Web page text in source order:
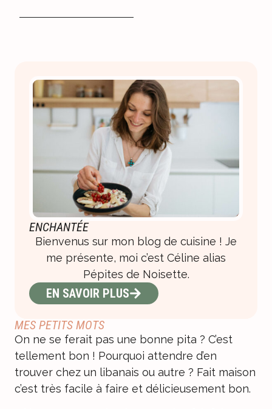
MES PETITS MOTS
On ne se ferait pas une bonne pita ? C’est
tellement bon ! Pourquoi attendre d’en
trouver chez un libanais ou autre ? Fait maison
c’est très facile à faire et délicieusement bon.
ENCHANTÉE
Bienvenus sur mon blog de cuisine ! Je
me présente, moi c’est Céline alias
Pépites de Noisette.
EN SAVOIR PLUS